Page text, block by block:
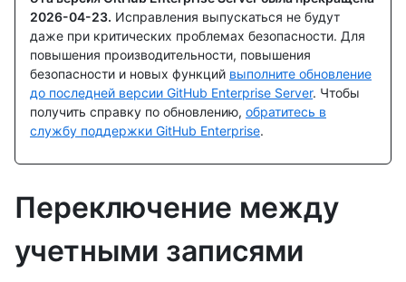
2026-04-23. Исправления выпускаться не будут
даже при критических проблемах безопасности. Для
повышения производительности, повышения
безопасности и новых функций выполните обновление
до последней версии GitHub Enterprise Server. Чтобы
получить справку по обновлению, обратитесь в
службу поддержки GitHub Enterprise.
Переключение между
учетными записями